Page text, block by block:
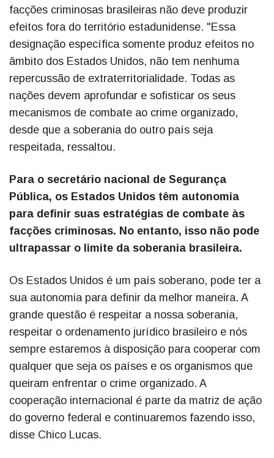
facções criminosas brasileiras não deve produzir
efeitos fora do território estadunidense. "Essa
designação específica somente produz efeitos no
âmbito dos Estados Unidos, não tem nenhuma
repercussão de extraterritorialidade. Todas as
nações devem aprofundar e sofisticar os seus
mecanismos de combate ao crime organizado,
desde que a soberania do outro país seja
respeitada, ressaltou.
Para o secretário nacional de Segurança
Pública, os Estados Unidos têm autonomia
para definir suas estratégias de combate às
facções criminosas. No entanto, isso não pode
ultrapassar o limite da soberania brasileira.
Os Estados Unidos é um país soberano, pode ter a
sua autonomia para definir da melhor maneira. A
grande questão é respeitar a nossa soberania,
respeitar o ordenamento jurídico brasileiro e nós
sempre estaremos à disposição para cooperar com
qualquer que seja os países e os organismos que
queiram enfrentar o crime organizado. A
cooperação internacional é parte da matriz de ação
do governo federal e continuaremos fazendo isso,
disse Chico Lucas.